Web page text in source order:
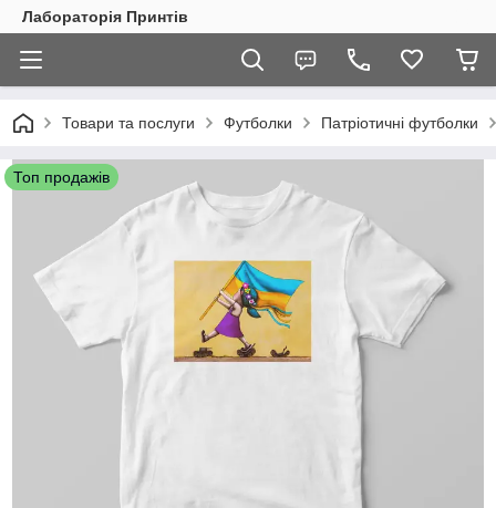
Лабораторія Принтів
Товари та послуги Футболки Патріотичні футболки
Топ продажів